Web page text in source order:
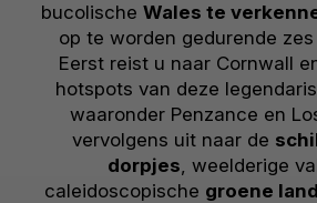
bucolische Wales te
op te worden gedurende
Eerst reist u naar Cornwall
hotspots van deze
waaronder Penzance en
vervolgens uit naar de
dorpjes, weelderige
caleidoscopische groene